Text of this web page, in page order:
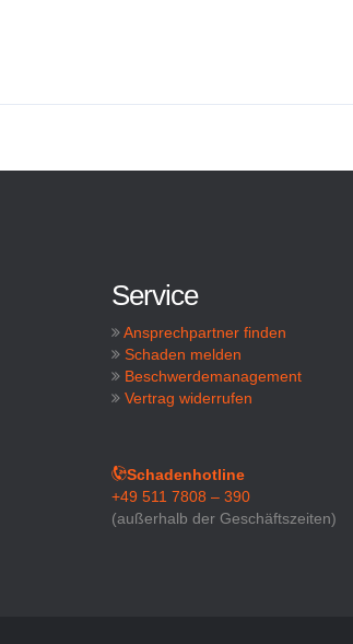
Service
Ansprechpartner finden
Schaden melden
Beschwerdemanagement
Vertrag widerrufen
Schadenhotline
+49 511 7808 – 390
(außerhalb der Geschäftszeiten)